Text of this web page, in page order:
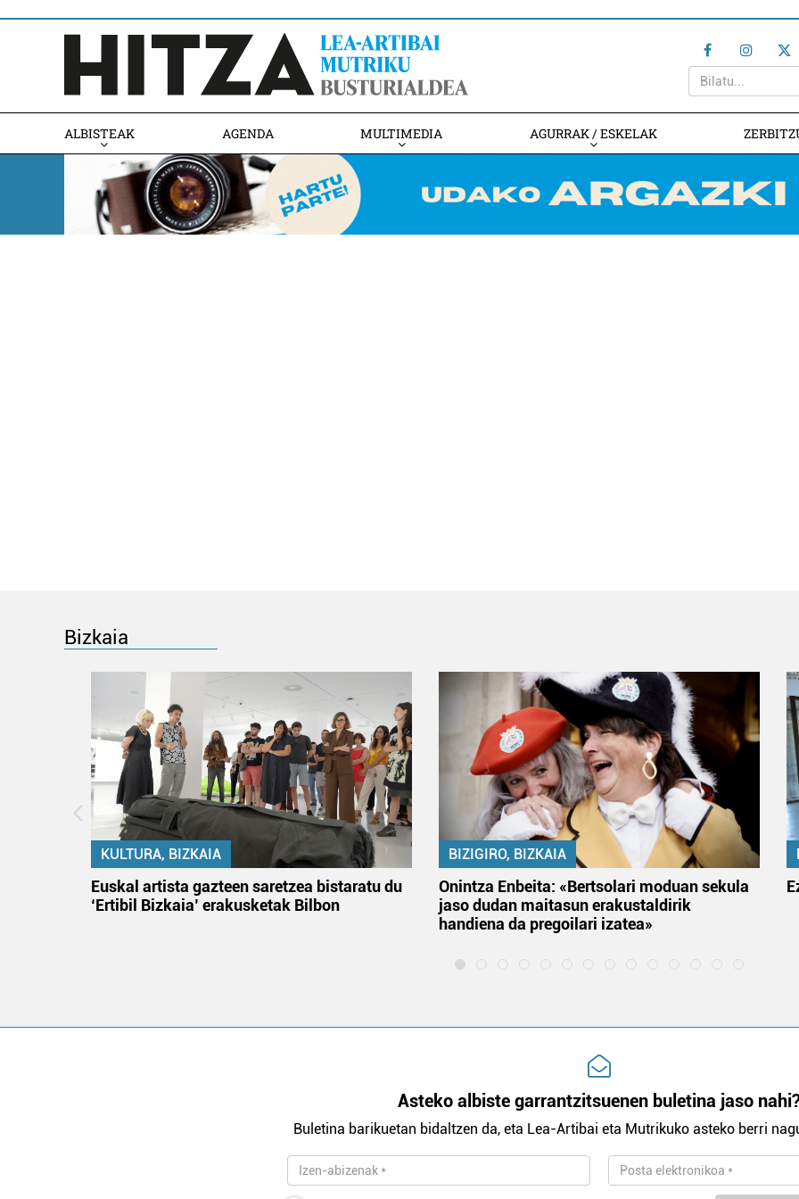
ALBISTEAK AGENDA MULTIMEDIA AGURRAK / ESKELAK
Bizkaia
KULTURA, BIZKAIA
Euskal artista gazteen saretzea bistaratu du
‘Ertibil Bizkaia’ erakusketak Bilbon
BIZIGIRO, BIZKAIA
Onintza Enbeita: «Bertsolari moduan sekula
jaso dudan maitasun erakustaldirik
handiena da pregoilari izatea»
Asteko albiste garrantzitsuenen buletina jaso
Buletina barikuetan bidaltzen da, eta Lea-Artibai eta Mutrikuko asteko berri